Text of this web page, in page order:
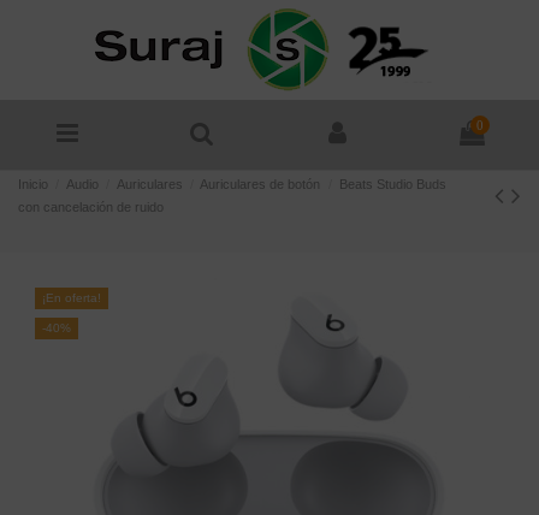
0
Inicio Audio Auriculares Auriculares de botón
Beats Studio Buds
con cancelación de ruido
¡En oferta!
-40%